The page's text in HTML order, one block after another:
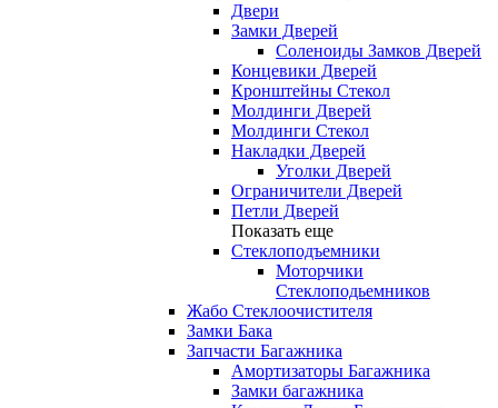
Двери
Замки Дверей
Соленоиды Замков Дверей
Концевики Дверей
Кронштейны Стекол
Молдинги Дверей
Молдинги Стекол
Накладки Дверей
Уголки Дверей
Ограничители Дверей
Петли Дверей
Показать еще
Стеклоподъемники
Моторчики
Стеклоподьемников
Жабо Стеклоочистителя
Замки Бака
Запчасти Багажника
Амортизаторы Багажника
Замки багажника